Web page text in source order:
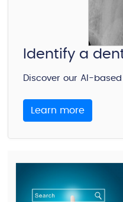
Identify a
Discover our AI-
Learn more